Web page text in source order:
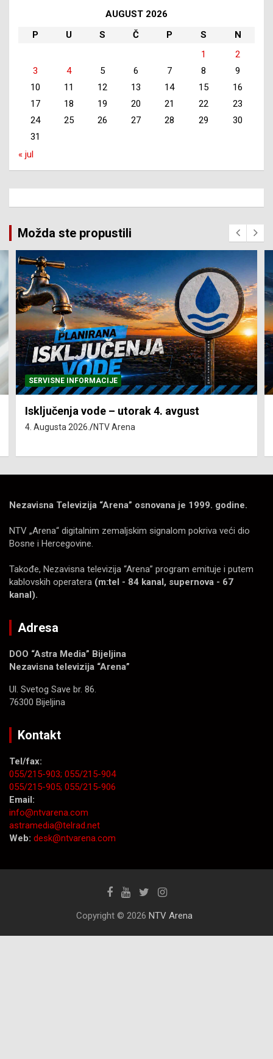
AUGUST 2026
P
U S Č P S
N
1
2
3
4 5 6 7 8
9
10
11 12 13 14 15
16
17
18 19 20 21 22
23
24
25 26 27 28 29
30
31
« jul
Možda ste propustili
SERVISNE INFORMACIJE
Isključenja vode – utorak 4. avgust
4. Augusta 2026. NTV Arena
Nezavisna Televizija “Arena” osnovana je 1999. godine.
NTV „Arena“ digitalnim zemaljskim signalom pokriva veći dio
Bosne i Hercegovine.
Takođe, Nezavisna televizija “Arena” program emituje i putem
kablovskih operatera (m:tel - 84 kanal, supernova - 67
kanal).
Adresa
DOO “Astra Media” Bijeljina
Nezavisna televizija “Arena”
Ul. Svetog Save br. 86.
76300 Bijeljina
Kontakt
Tel/fax:
055/215-903; 055/215-904
055/215-905; 055/215-906
Email:
info@ntvarena.com
astramedia@telrad.net
Web: desk@ntvarena.com
Copyright © 2026 NTV Arena